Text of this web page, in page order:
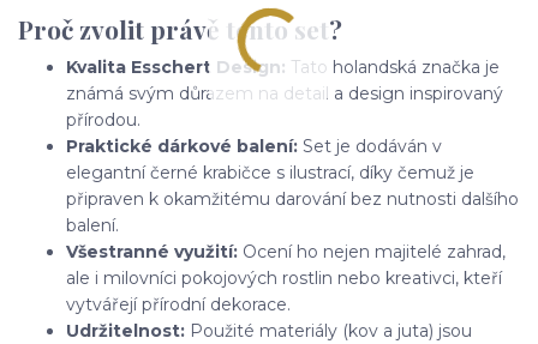
Proč zvolit právě tento set?
Kvalita Esschert Design: Tato holandská značka je
známá svým důrazem na detail a design inspirovaný
přírodou.
Praktické dárkové balení: Set je dodáván v
elegantní černé krabičce s ilustrací, díky čemuž je
připraven k okamžitému darování bez nutnosti dalšího
balení.
Všestranné využití: Ocení ho nejen majitelé zahrad,
ale i milovníci pokojových rostlin nebo kreativci, kteří
vytvářejí přírodní dekorace.
Udržitelnost: Použité materiály (kov a juta) jsou